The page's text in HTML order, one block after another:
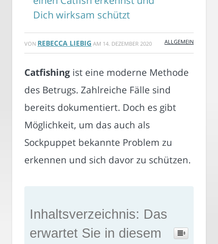
Dich wirksam schützt
VON REBECCA LIEBIG AM 14. DEZEMBER 2020 ALLGEMEIN
Catfishing ist eine moderne Methode
des Betrugs. Zahlreiche Fälle sind
bereits dokumentiert. Doch es gibt
Möglichkeit, um das auch als
Sockpuppet bekannte Problem zu
erkennen und sich davor zu schützen.
Inhaltsverzeichnis: Das
erwartet Sie in diesem